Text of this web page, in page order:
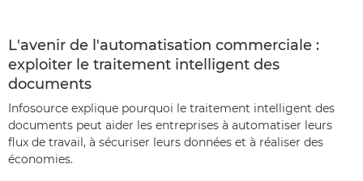
L'avenir de l'automatisation commerciale :
exploiter le traitement intelligent des
documents
Infosource explique pourquoi le traitement intelligent des
documents peut aider les entreprises à automatiser leurs
flux de travail, à sécuriser leurs données et à réaliser des
économies.